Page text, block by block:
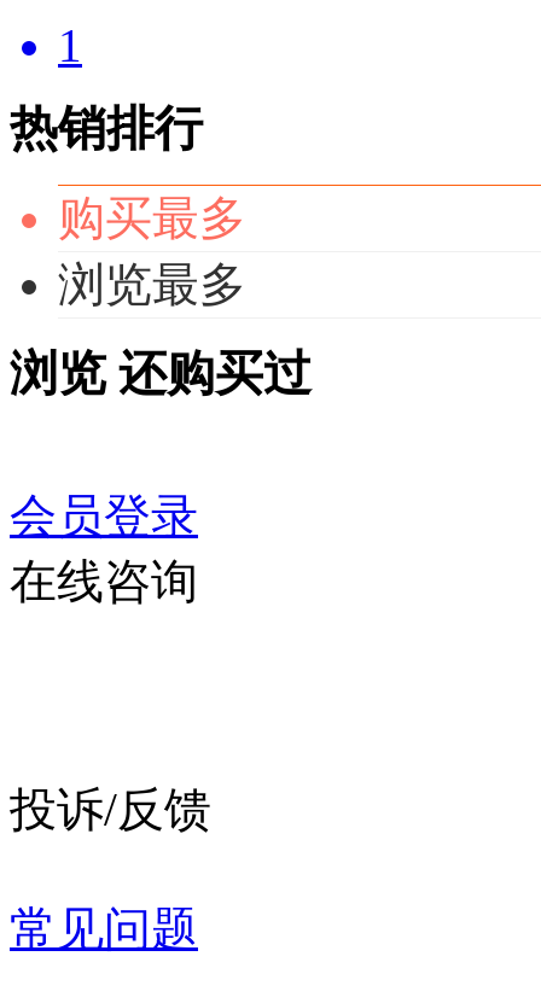
1
热销排行
购买最多
浏览最多
浏览 还购买过
会员登录
在线咨询
投诉/反馈
常见问题